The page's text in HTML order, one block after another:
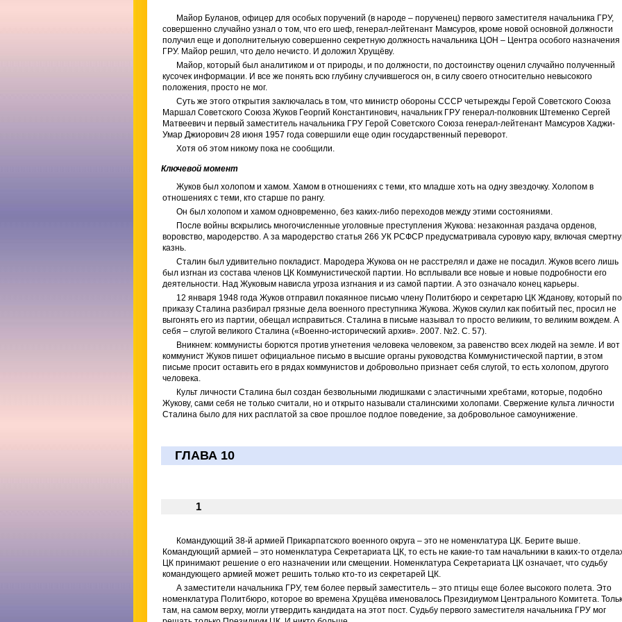
Майор Буланов, офицер для особых поручений (в народе – порученец) первого заместителя начальника ГРУ,
совершенно случайно узнал о том, что его шеф, генерал-лейтенант Мамсуров, кроме новой основной должности
получил еще и дополнительную совершенно секретную должность начальника ЦОН – Центра особого назначения
ГРУ. Майор решил, что дело нечисто. И доложил Хрущёву.
Майор, который был аналитиком и от природы, и по должности, по достоинству оценил случайно полученный
кусочек информации. И все же понять всю глубину случившегося он, в силу своего относительно невысокого
положения, просто не мог.
Суть же этого открытия заключалась в том, что министр обороны СССР четырежды Герой Советского Союза
Маршал Советского Союза Жуков Георгий Константинович, начальник ГРУ генерал-полковник Штеменко Сергей
Матвеевич и первый заместитель начальника ГРУ Герой Советского Союза генерал-лейтенант Мамсуров Хаджи-
Умар Джиорович 28 июня 1957 года совершили еще один государственный переворот.
Хотя об этом никому пока не сообщили.
Ключевой момент
Жуков был холопом и хамом. Хамом в отношениях с теми, кто младше хоть на одну звездочку. Холопом в
отношениях с теми, кто старше по рангу.
Он был холопом и хамом одновременно, без каких-либо переходов между этими состояниями.
После войны вскрылись многочисленные уголовные преступления Жукова: незаконная раздача орденов,
воровство, мародерство. А за мародерство статья 266 УК РСФСР предусматривала суровую кару, включая
казнь.
Сталин был удивительно покладист. Мародера Жукова он не расстрелял и даже не посадил. Жуков всего лишь
был изгнан из состава членов ЦК Коммунистической партии. Но всплывали все новые и новые подробности его
деятельности. Над Жуковым нависла угроза изгнания и из самой партии. А это означало конец карьеры.
12 января 1948 года Жуков отправил покаянное письмо члену Политбюро и секретарю ЦК Жданову, который по
приказу Сталина разбирал грязные дела военного преступника Жукова. Жуков скулил как побитый пес, просил не
выгонять его из партии, обещал исправиться. Сталина в письме называл то просто великим, то великим вождем. А
себя – слугой великого Сталина («Военно-исторический архив». 2007. №2. С. 57).
Вникнем: коммунисты борются против угнетения человека человеком, за равенство всех людей на земле. И вот
коммунист Жуков пишет официальное письмо в высшие органы руководства Коммунистической партии, в этом
письме просит оставить его в рядах коммунистов и добровольно признает себя слугой, то есть холопом, другого
человека.
Культ личности Сталина был создан безвольными людишками с эластичными хребтами, которые, подобно
Жукову, сами себя не только считали, но и открыто называли сталинскими холопами. Свержение культа личности
Сталина было для них расплатой за свое прошлое подлое поведение, за добровольное самоунижение.
ГЛАВА 10
1
Командующий 38-й армией Прикарпатского военного округа – это не номенклатура ЦК. Берите выше.
Командующий армией – это номенклатура Секретариата ЦК, то есть не какие-то там начальники в каких-то
ЦК принимают решение о его назначении или смещении. Номенклатура Секретариата ЦК означает, что судьбу
командующего армией может решить только кто-то из секретарей ЦК.
А заместители начальника ГРУ, тем более первый заместитель – это птицы еще более высокого полета. Это
номенклатура Политбюро, которое во времена Хрущёва именовалось Президиумом Центрального Комитета.
там, на самом верху, могли утвердить кандидата на этот пост. Судьбу первого заместителя начальника ГРУ мог